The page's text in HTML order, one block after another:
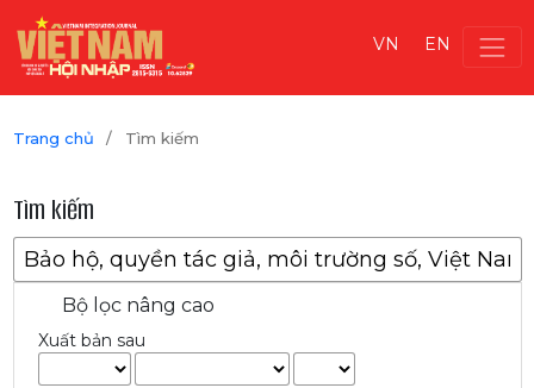
VN EN
Trang chủ / Tìm kiếm
Tìm kiếm
Bộ lọc nâng cao
Xuất bản sau